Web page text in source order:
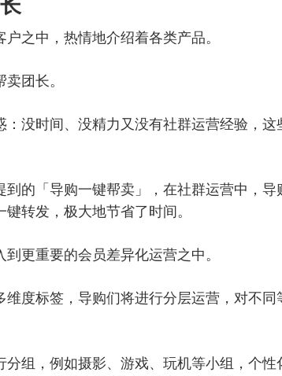
之中，热情地介绍着各类产品。
团长。
没时间、没精力又没有社群运营经验，这
的「导购一键帮卖」，在社群运营中，导
转发，极大地节省了时间。
更重要的会员差异化运营之中。
度标签，导购们将进行分层运营，对不同
组，例如摄影、游戏、玩机等小组，个性